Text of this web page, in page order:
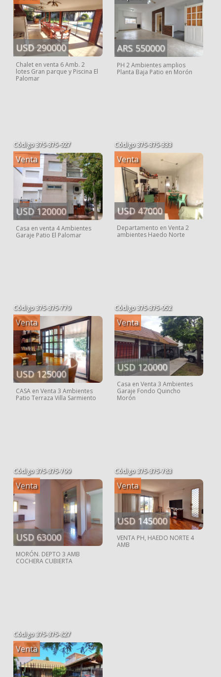
USD 290000
Chalet en venta 6 Amb. 2
lotes Gran parque y Piscina El
Palomar
ARS 550000
PH 2 Ambientes amplios
Planta Baja Patio en Morón
Código375-375-927
Venta
USD 120000
Casa en venta 4 Ambientes
Garaje Patio El Palomar
Código375-375-333
Venta
USD 47000
Departamento en Venta 2
ambientes Haedo Norte
Código375-375-779
Venta
USD 125000
CASA en Venta 3 Ambientes
Patio Terraza Villa Sarmiento
Código375-375-952
Venta
USD 120000
Casa en Venta 3 Ambientes
Garaje Fondo Quincho
Morón
Código375-375-799
Venta
USD 63000
MORÓN. DEPTO 3 AMB
COCHERA CUBIERTA
Código375-375-783
Venta
USD 145000
VENTA PH, HAEDO NORTE 4
AMB
Código375-375-827
Venta